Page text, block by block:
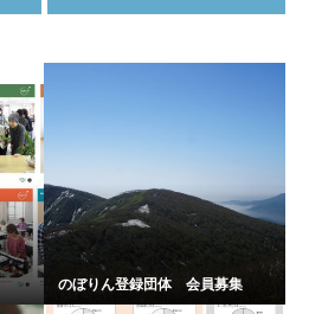
のぼりん登録団体 会員募集